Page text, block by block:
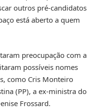
outros pré-candidatos
está aberto a quem
preocupação com a
possíveis nomes
como Cris Monteiro
(PP), a ex-ministra do
Frossard.